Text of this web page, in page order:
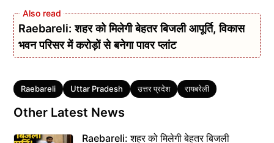
Raebareli: शहर को मिलेगी बेहतर बिजली आपूर्ति, विकास
भवन परिसर में करोड़ों से बनेगा पावर प्लांट
Tags
Raebareli Uttar Pradesh उत्तर प्रदेश रायबरेली
Other Latest News
Raebareli: शहर को मिलेगी बेहतर बिजली